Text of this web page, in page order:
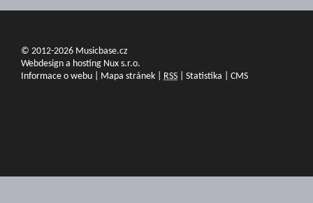
© 2012-2026 Musicbase.cz
Webdesign a hosting Nux s.r.o.
Informace o webu
Mapa stránek RSS Statistika CMS